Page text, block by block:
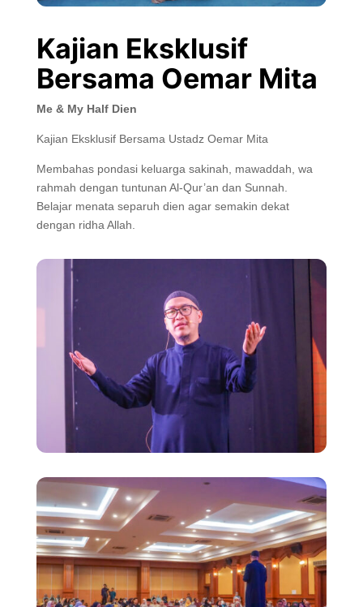
Kajian Eksklusif
Bersama Oemar Mita
Me & My Half Dien
Kajian Eksklusif Bersama Ustadz Oemar Mita
Membahas pondasi keluarga sakinah, mawaddah, wa
rahmah dengan tuntunan Al-Qur’an dan Sunnah.
Belajar menata separuh dien agar semakin dekat
dengan ridha Allah.